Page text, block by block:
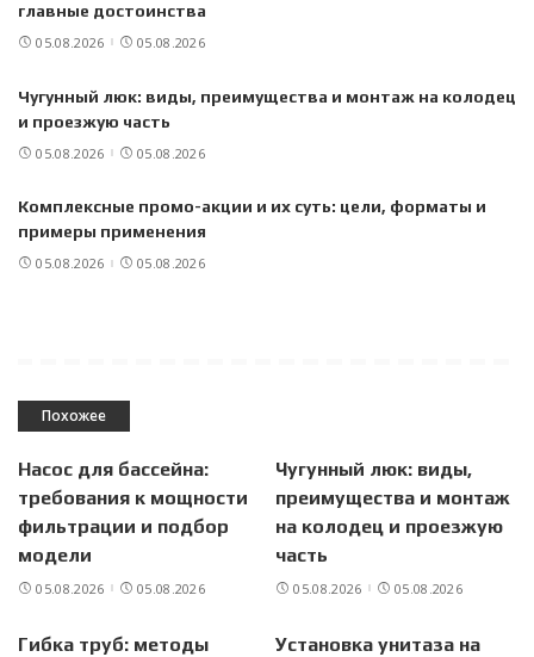
главные достоинства
05.08.2026 05.08.2026
Чугунный люк: виды, преимущества и монтаж на колодец
и проезжую часть
05.08.2026 05.08.2026
Комплексные промо-акции и их суть: цели, форматы и
примеры применения
05.08.2026 05.08.2026
Похожее
Насос для бассейна:
требования к мощности
фильтрации и подбор
модели
05.08.2026 05.08.2026
Чугунный люк: виды,
преимущества и монтаж
на колодец и проезжую
часть
05.08.2026 05.08.2026
Гибка труб: методы Установка унитаза на